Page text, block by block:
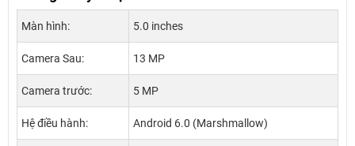
Màn hình: 5.0 inches
Camera Sau: 13 MP
Camera trước: 5 MP
Hệ điều hành: Android 6.0 (Marshmallow)